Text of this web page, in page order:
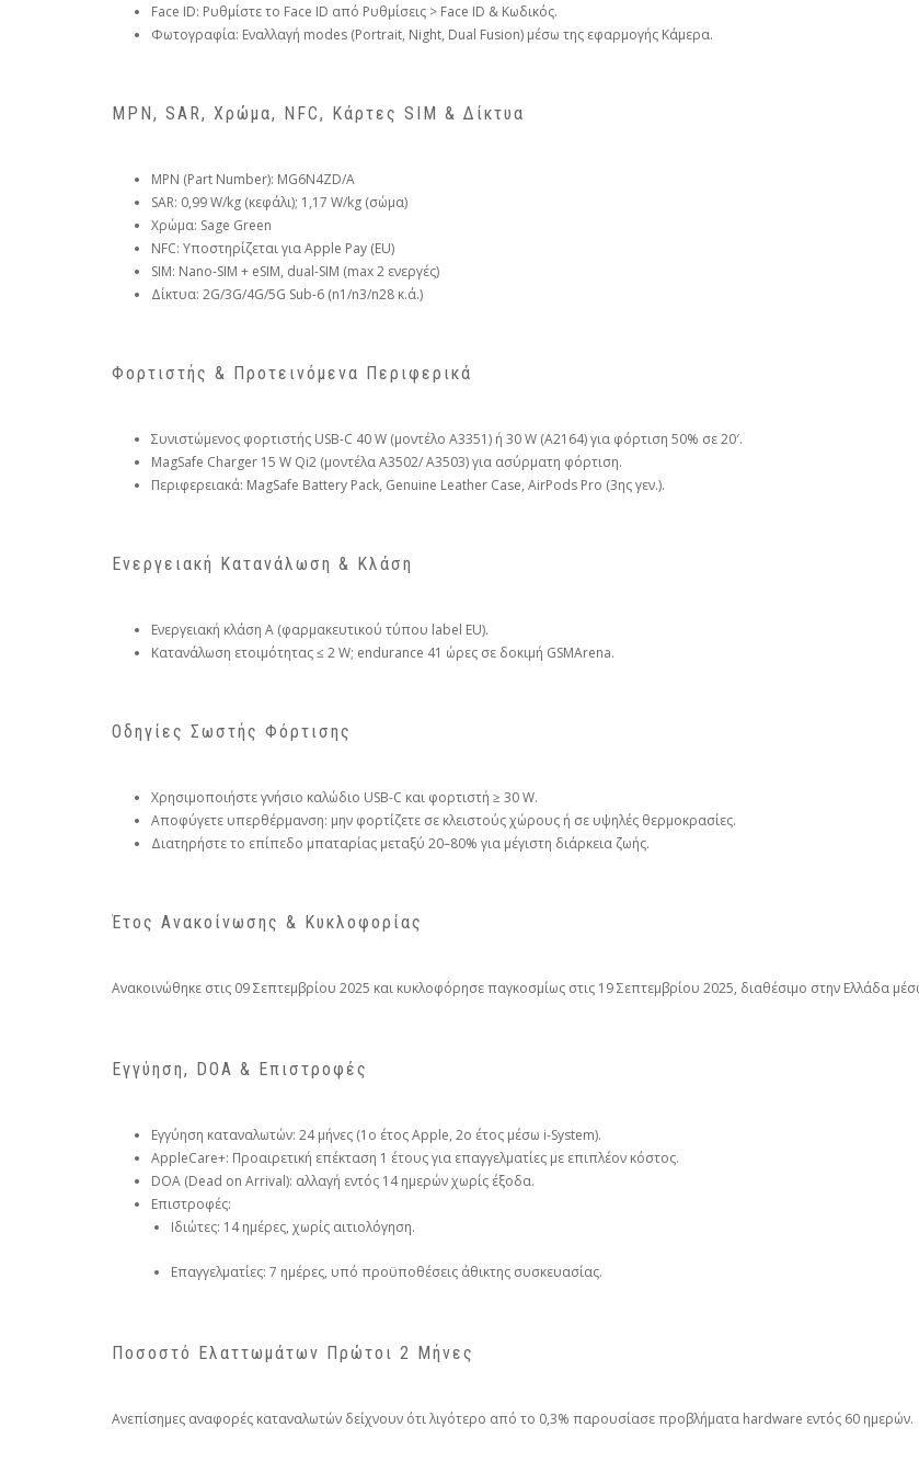
Face ID: Ρυθμίστε το Face ID από Ρυθμίσεις > Face ID & Κωδικός.
Φωτογραφία: Εναλλαγή modes (Portrait, Night, Dual Fusion) μέσω της εφαρμογής Κάμερα.
MPN, SAR, Χρώμα, NFC, Κάρτες SIM & Δίκτυα
MPN (Part Number): MG6N4ZD/A
SAR: 0,99 W/kg (κεφάλι); 1,17 W/kg (σώμα)
Χρώμα: Sage Green
NFC: Υποστηρίζεται για Apple Pay (EU)
SIM: Nano-SIM + eSIM, dual-SIM (max 2 ενεργές)
Δίκτυα: 2G/3G/4G/5G Sub-6 (n1/n3/n28 κ.ά.)
Φορτιστής & Προτεινόμενα Περιφερικά
Συνιστώμενος φορτιστής USB-C 40 W (μοντέλο A3351) ή 30 W (A2164) για φόρτιση 50% σε 20′.
MagSafe Charger 15 W Qi2 (μοντέλα A3502/ A3503) για ασύρματη φόρτιση.
Περιφερειακά: MagSafe Battery Pack, Genuine Leather Case, AirPods Pro (3ης γεν.).
Ενεργειακή Κατανάλωση & Κλάση
Ενεργειακή κλάση A (φαρμακευτικού τύπου label EU).
Κατανάλωση ετοιμότητας ≤ 2 W; endurance 41 ώρες σε δοκιμή GSMArena.
Οδηγίες Σωστής Φόρτισης
Χρησιμοποιήστε γνήσιο καλώδιο USB-C και φορτιστή ≥ 30 W.
Αποφύγετε υπερθέρμανση: μην φορτίζετε σε κλειστούς χώρους ή σε υψηλές θερμοκρασίες.
Διατηρήστε το επίπεδο μπαταρίας μεταξύ 20–80% για μέγιστη διάρκεια ζωής.
Έτος Ανακοίνωσης & Κυκλοφορίας
Ανακοινώθηκε στις 09 Σεπτεμβρίου 2025 και κυκλοφόρησε παγκοσμίως στις 19 Σεπτεμβρίου 2025, διαθέσιμο στην Ελλάδα
Εγγύηση, DOA & Επιστροφές
Εγγύηση καταναλωτών: 24 μήνες (1ο έτος Apple, 2ο έτος μέσω i-System).
AppleCare+: Προαιρετική επέκταση 1 έτους για επαγγελματίες με επιπλέον κόστος.
DOA (Dead on Arrival): αλλαγή εντός 14 ημερών χωρίς έξοδα.
Επιστροφές:
Ιδιώτες: 14 ημέρες, χωρίς αιτιολόγηση.
Επαγγελματίες: 7 ημέρες, υπό προϋποθέσεις άθικτης συσκευασίας.
Ποσοστό Ελαττωμάτων Πρώτοι 2 Μήνες
Ανεπίσημες αναφορές καταναλωτών δείχνουν ότι λιγότερο από το 0,3% παρουσίασε προβλήματα hardware εντός 60 ημερών.